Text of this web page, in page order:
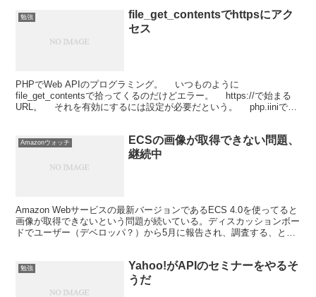
勉強
file_get_contentsでhttpsにアク
セス
PHPでWeb APIのプログラミング。 いつものように
file_get_contentsで拾ってくるのだけどエラー。 https://で始まる
URL。 それを有効にするには設定が必要だという。 php.iiniで
Amazonウォッチ
ECSの画像が取得できない問題、
継続中
Amazon Webサービスの最新バージョンであるECS 4.0を使ってると
画像が取得できないという問題が続いている。ディスカッションボー
ドでユーザー（デベロッパ？）から5月に報告され、調査する、とい
勉強
Yahoo!がAPIのセミナーをやるそ
うだ